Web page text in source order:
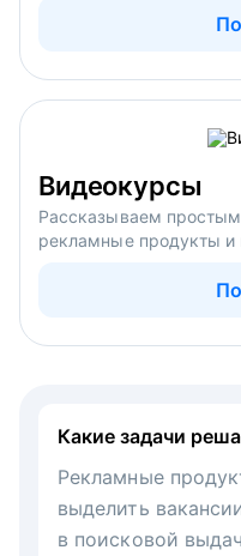
Видеокурсы
Рассказываем
рекламные продукты и
Какие задачи
Рекламные
выделить
в поисковой